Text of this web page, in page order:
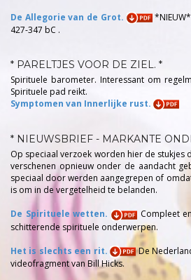
De Allegorie van de Grot.
427-347 bC .
* PARELTJES VOOR DE ZIEL. *
Spirituele barometer. Interessant om
Spirituele pad reikt.
Symptomen van Innerlijke rust.
* NIEUWSBRIEF - MARKANTE
Op speciaal verzoek worden hier de stukjes
verschenen opnieuw onder de aandacht
speciaal door werden aangegrepen of
is om in de vergetelheid te belanden.
De Spirituele wetten.
Compleet
schitterende spirituele onderwerpen.
Het is slechts een rit.
De
videofragment van Bill Hicks.